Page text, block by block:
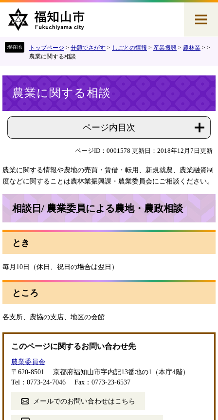
す
し
トップページ > 分類でさがす > しごとの情報 > 産業振興 > 農林業 > >
農業に関する相談
農業に関する相談
ページ内目次
ページID：0001578 更新日：2018年12月7日更新
農業に関する情報や農地の売買・賃借・転用、新規就農、農業融資制
度などに関することは農林業振興課・農業委員会にご相談ください。
相談日/ 農業委員による農地・農政相談
とき
毎月10日（休日、祝日の場合は翌日）
ところ
各支所、農協の支店、地区の会館
このページに関するお問い合わせ先
農業委員会
〒620-8501
京都府福知山市字内記13番地の1（本庁4階）
Tel：0773-24-7046
Fax：0773-23-6537
メールでのお問い合わせはこちら